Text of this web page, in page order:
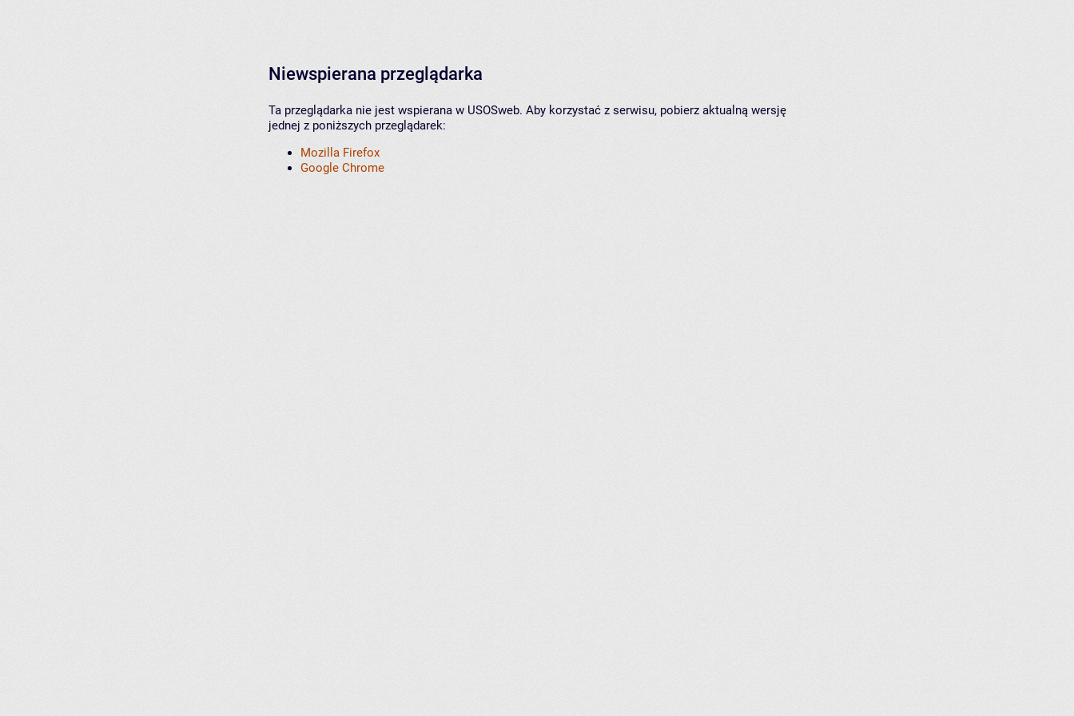
Niewspierana przeglądarka
Ta przeglądarka nie jest wspierana w USOSweb. Aby korzystać z serwisu, pobierz aktualną wersję
jednej z poniższych przeglądarek:
Mozilla Firefox
Google Chrome